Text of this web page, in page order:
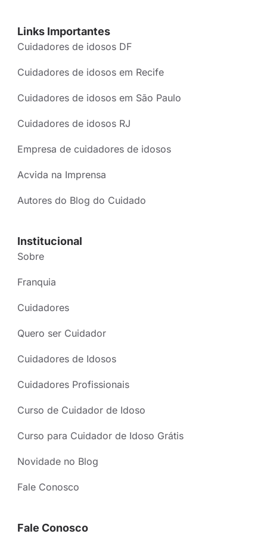
Links Importantes
Cuidadores de idosos DF
Cuidadores de idosos em Recife
Cuidadores de idosos em São Paulo
Cuidadores de idosos RJ
Empresa de cuidadores de idosos
Acvida na Imprensa
Autores do Blog do Cuidado
Institucional
Sobre
Franquia
Cuidadores
Quero ser Cuidador
Cuidadores de Idosos
Cuidadores Profissionais
Curso de Cuidador de Idoso
Curso para Cuidador de Idoso Grátis
Novidade no Blog
Fale Conosco
Fale Conosco